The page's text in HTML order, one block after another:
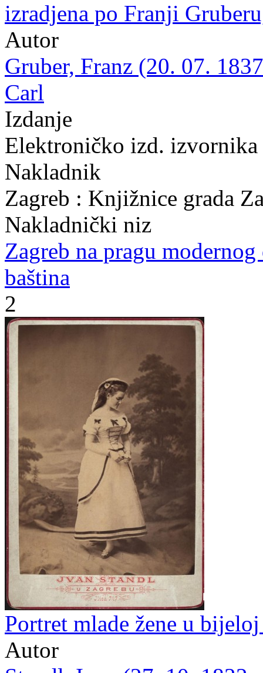
izradjena po Franji
Autor
Gruber, Franz (20. 07.
Carl
Izdanje
Elektroničko izd.
Nakladnik
Zagreb : Knjižnice grada
Nakladnički niz
Zagreb na pragu modernog
baština
2
Portret mlade žene u
Autor